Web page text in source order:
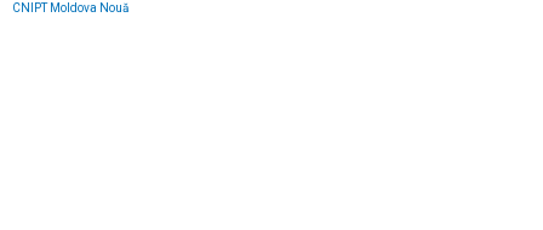
CNIPT Moldova Nouă